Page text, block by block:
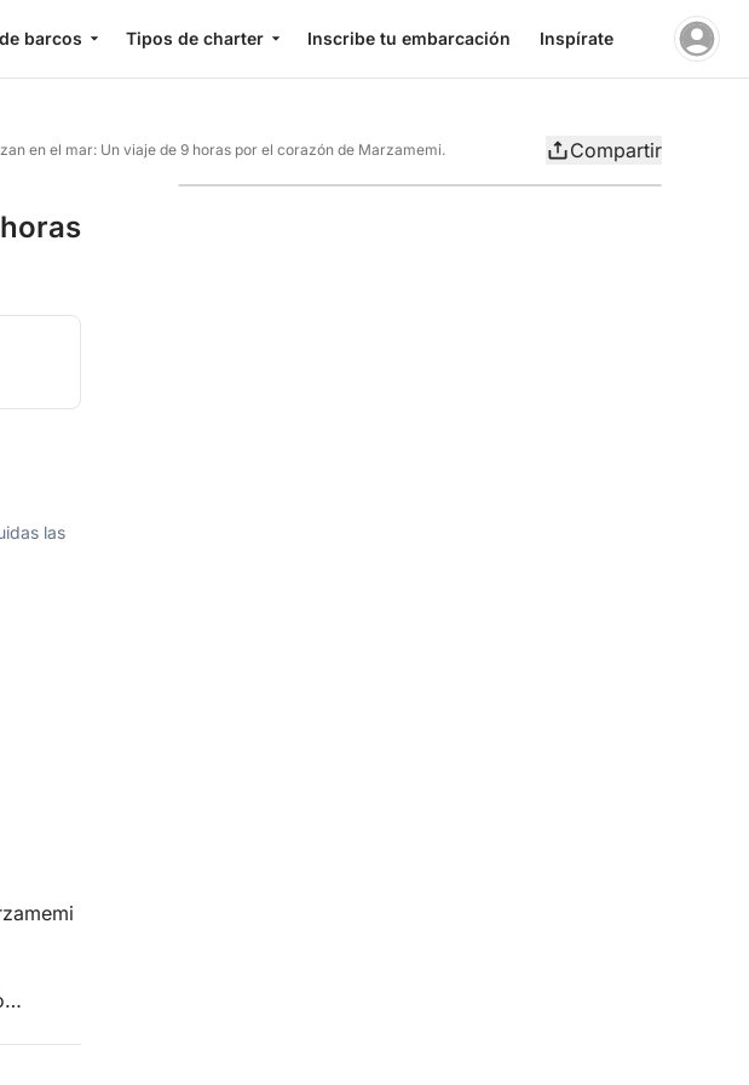
barcos Tipos de charter Inscribe tu embarcación Inspírate
en el mar: Un viaje de 9 horas por el corazón de Marzamemi. Compartir
las